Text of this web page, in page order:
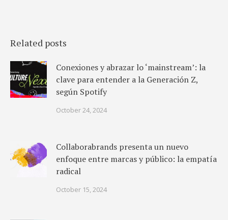
Related posts
Conexiones y abrazar lo ‘mainstream’: la
clave para entender a la Generación Z,
según Spotify
October 24, 2024
Collaborabrands presenta un nuevo
enfoque entre marcas y público: la empatía
radical
October 15, 2024